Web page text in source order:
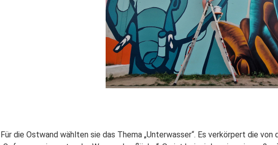
Für die Ostwand wählten sie das Thema „Unterwasser“. Es verkörpert die